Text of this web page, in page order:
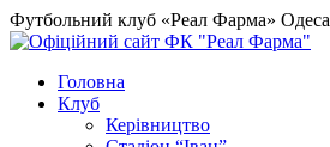
Футбольний клуб «Реал Фарма» Одеса
Головна
Клуб
Керівництво